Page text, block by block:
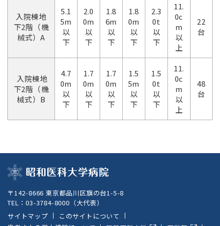
入院棟地
下2階（機
械式）A
5.1
5m
以
下
2.0
0m
以
下
1.8
6m
以
下
1.8
0m
以
下
2.3
0t
以
下
11.
0c
m
以
上
22
台
入院棟地
下2階（機
械式）B
4.7
0m
以
下
1.7
0m
以
下
1.7
0m
以
下
1.5
5m
以
下
1.5
0t
以
下
11.
0c
m
以
上
48
台
〒142-8666 東京都品川区旗の台1-5-8
TEL：03-3784-8000 （大代表）
サイトマップ
このサイトについて